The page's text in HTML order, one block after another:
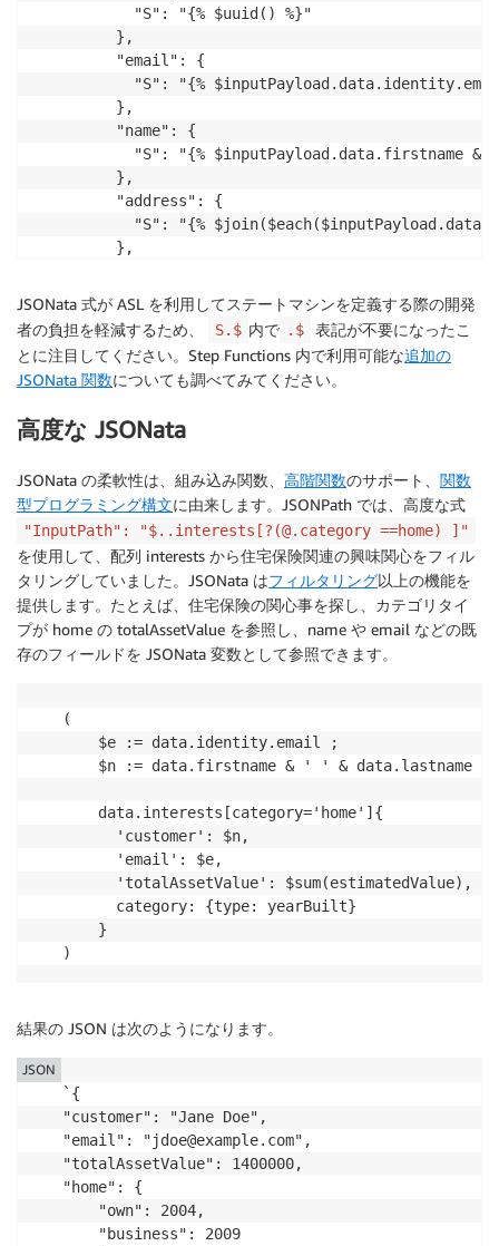
        "S": "{% $uuid() %}"
      },
      "email": {
"S": "{%
      },
      "name": {
"S": "{% $inputPayload.data.firstname &
      },
      "address": {
"S": "{%
      },
        "S": "{% $now() %}"
      }
    }
  },
  "Next": "Interests"
JSONata 式が ASL を利用してステートマシンを定義する際の開発
者の負担を軽減するため、
S.$ 内で .$
表記が不要になったこ
とに注目してください。Step Functions 内で利用可能な追加の
JSONata 関数についても調べてみてください。
高度な JSONata
JSONata の柔軟性は、組み込み関数、 高階関数のサポート、 関数
型プログラミング構文に由来します。JSONPath では、高度な式
"InputPath": "$..interests[?(@.category ==home) ]"
を使用して、配列 interests から住宅保険関連の興味関心をフィル
タリングしていました。JSONata はフィルタリング以上の機能を
提供します。たとえば、住宅保険の関心事を探し、カテゴリタイ
プが home の totalAssetValue を参照し、name や email などの既
存のフィールドを JSONata 変数として参照できます。
(
    $e := data.identity.email ;
    $n := data.firstname & ' ' & data.lastname ;
    data.interests[category='home']{
      'customer': $n,
      'email': $e,
      'totalAssetValue': $sum(estimatedValue),
      category: {type: yearBuilt}
    }
結果の JSON は次のようになります。
`{
"customer": "Jane Doe",
"email": "jdoe@example.com",
"totalAssetValue": 1400000,
"home": {
    "own": 2004,
    "business": 2009
JSON